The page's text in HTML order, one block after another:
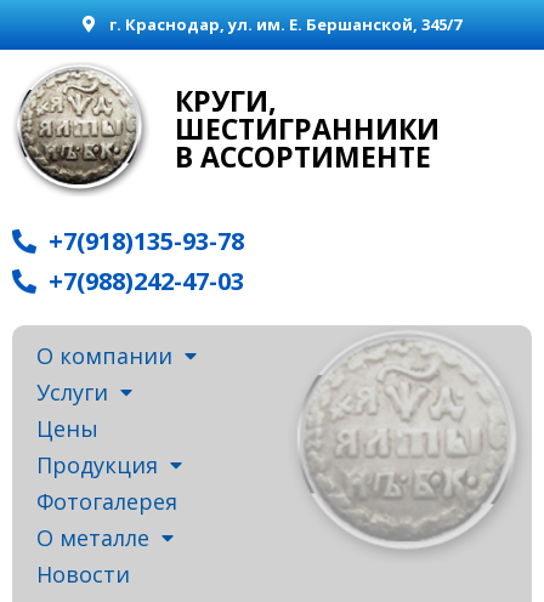
г. Краснодар, ул. им. Е. Бершанской, 345/7
КРУГИ,
ШЕСТИГРАННИКИ
В АССОРТИМЕНТЕ
+7(918)135-93-78
+7(988)242-47-03
О компании
Услуги
Цены
Продукция
Фотогалерея
О металле
Новости